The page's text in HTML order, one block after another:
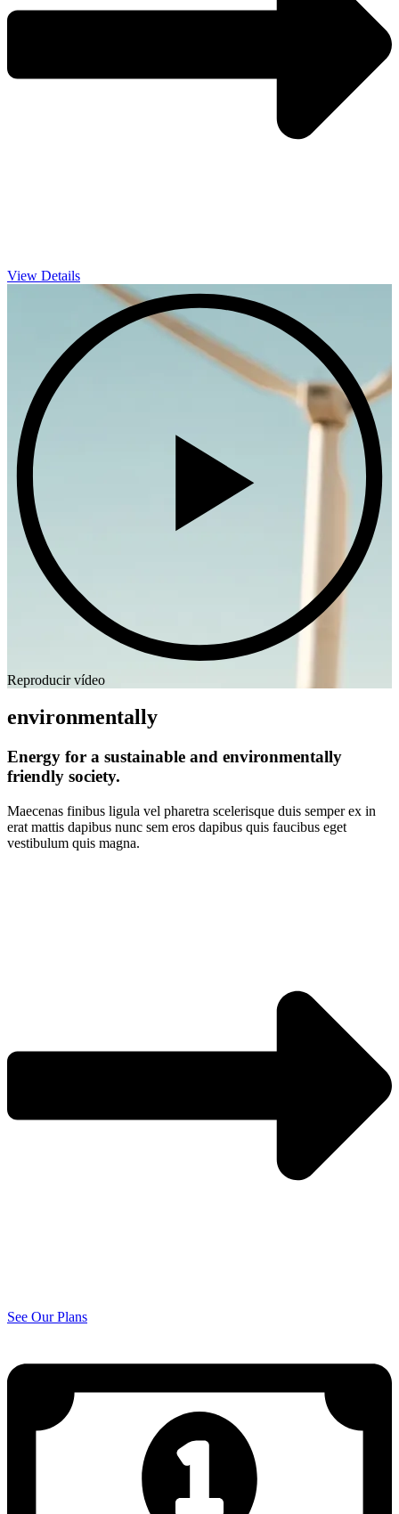
View Details
Reproducir vídeo
environmentally
Energy for a sustainable and environmentally
friendly society.
Maecenas finibus ligula vel pharetra scelerisque duis semper ex in
erat mattis dapibus nunc sem eros dapibus quis faucibus eget
vestibulum quis magna.
See Our Plans